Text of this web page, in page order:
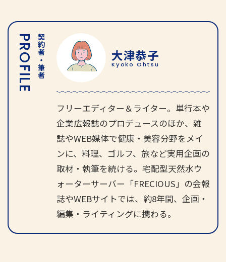
PROFILE契約者・筆者 大津恭子
Kyoko Ohtsu
フリーエディター＆ライター。単行本や
企業広報誌のプロデュースのほか、雑
誌やWEB媒体で健康・美容分野をメイ
ンに、料理、ゴルフ、旅など実用企画の
取材・執筆を続ける。宅配型天然水ウ
ォーターサーバー「FRECIOUS」の会報
誌やWEBサイトでは、約8年間、企画・
編集・ライティングに携わる。